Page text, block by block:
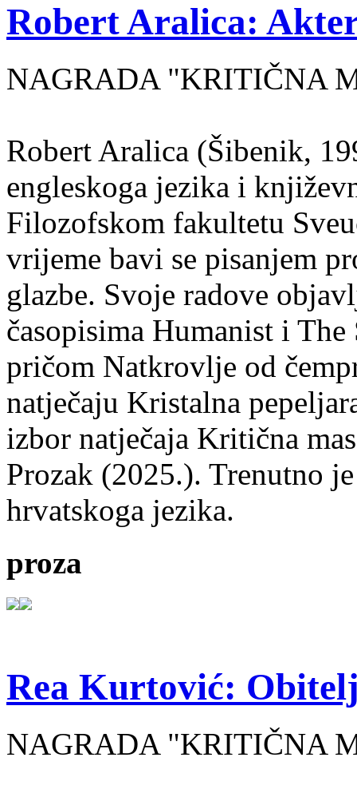
Robert Aralica:
NAGRADA "KRITIČNA
Robert Aralica (Šibenik,
engleskoga jezika i
Filozofskom fakultetu
vrijeme bavi se pisanjem
glazbe. Svoje radove
časopisima Humanist i
pričom Natkrovlje od
natječaju Kristalna
izbor natječaja Kritična
Prozak (2025.). Trenutno
hrvatskoga jezika.
proza
Rea Kurtović:
NAGRADA "KRITIČNA